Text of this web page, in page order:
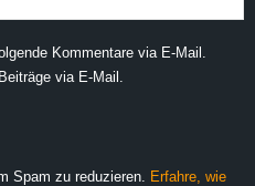
Kommentare via E-Mail.
via E-Mail.
Spam zu reduzieren.
Erfahre, wie